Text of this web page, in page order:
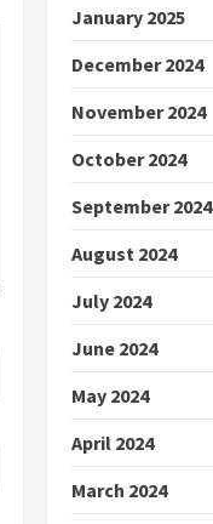
January 2025
December 2024
November 2024
October 2024
September 2024
August 2024
July 2024
June 2024
May 2024
April 2024
March 2024